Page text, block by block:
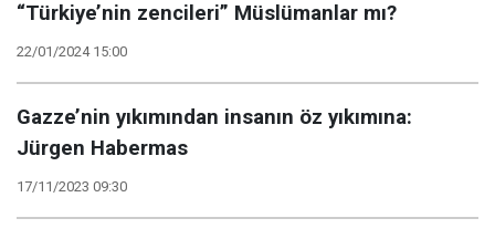
“Türkiye’nin zencileri” Müslümanlar mı?
22/01/2024 15:00
Gazze’nin yıkımından insanın öz yıkımına:
Jürgen Habermas
17/11/2023 09:30